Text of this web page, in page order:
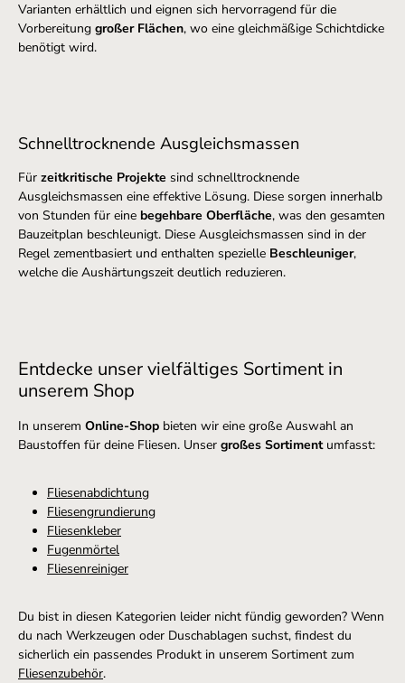
Varianten erhältlich und eignen sich hervorragend für die
Vorbereitung großer Flächen, wo eine gleichmäßige Schichtdicke
benötigt wird.
Schnelltrocknende Ausgleichsmassen
Für zeitkritische Projekte sind schnelltrocknende
Ausgleichsmassen eine effektive Lösung. Diese sorgen innerhalb
von Stunden für eine begehbare Oberfläche, was den gesamten
Bauzeitplan beschleunigt. Diese Ausgleichsmassen sind in der
Regel zementbasiert und enthalten spezielle Beschleuniger,
welche die Aushärtungszeit deutlich reduzieren.
Entdecke unser vielfältiges Sortiment in
unserem Shop
In unserem Online-Shop bieten wir eine große Auswahl an
Baustoffen für deine Fliesen. Unser großes Sortimentumfasst:
Fliesenabdichtung
Fliesengrundierung
Fliesenkleber
Fugenmörtel
Fliesenreiniger
Du bist in diesen Kategorien leider nicht fündig geworden? Wenn
du nach Werkzeugen oder Duschablagen suchst, findest du
sicherlich ein passendes Produkt in unserem Sortiment zum
Fliesenzubehör.